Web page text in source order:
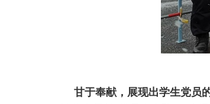
甘于奉献，展现出学生党员